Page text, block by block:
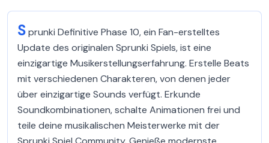
Sprunki Definitive Phase 10, ein Fan-erstelltes
Update des originalen Sprunki Spiels, ist eine
einzigartige Musikerstellungserfahrung. Erstelle Beats
mit verschiedenen Charakteren, von denen jeder
über einzigartige Sounds verfügt. Erkunde
Soundkombinationen, schalte Animationen frei und
teile deine musikalischen Meisterwerke mit der